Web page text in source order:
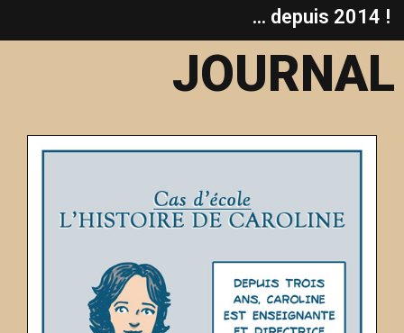
... depuis 2014 !
JOURNAL